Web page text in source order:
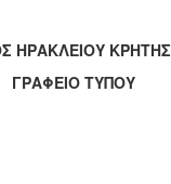
ΗΡΑΚΛΕΙΟΥ ΚΡΗΤΗΣ
ΤΥΠΟΥ